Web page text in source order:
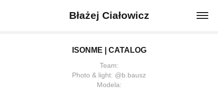
Błażej Ciałowicz
ISONME | CATALOG
Team:
Photo & light: @b.bausz
Modela: